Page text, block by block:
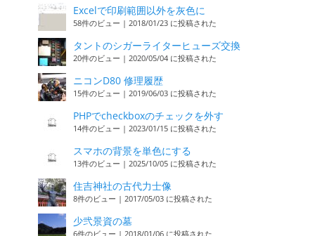
Excelで印刷範囲以外を灰色に
58件のビュー | 2018/01/23 に投稿された
タントのシガーライターヒューズ交換
20件のビュー | 2020/05/04 に投稿された
ニコンD80 修理履歴
15件のビュー | 2019/06/03 に投稿された
PHPでcheckboxのチェックを外す
14件のビュー | 2023/01/15 に投稿された
スマホの背景を単色にする
13件のビュー | 2025/10/05 に投稿された
住吉神社の古代力士像
8件のビュー | 2017/05/03 に投稿された
少弐景資の墓
6件のビュー | 2018/01/06 に投稿された